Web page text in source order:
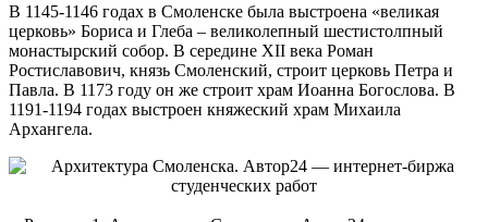
В 1145-1146 годах в Смоленске была выстроена «великая
церковь» Бориса и Глеба – великолепный шестистолпный
монастырский собор. В середине XII века Роман
Ростиславович, князь Смоленский, строит церковь Петра и
Павла. В 1173 году он же строит храм Иоанна Богослова. В
1191-1194 годах выстроен княжеский храм Михаила
Архангела.